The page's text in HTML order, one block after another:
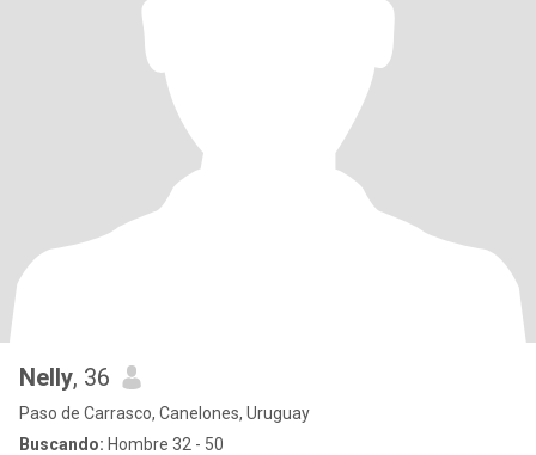
Nelly, 36
Paso de Carrasco, Canelones, Uruguay
Buscando: Hombre 32 - 50